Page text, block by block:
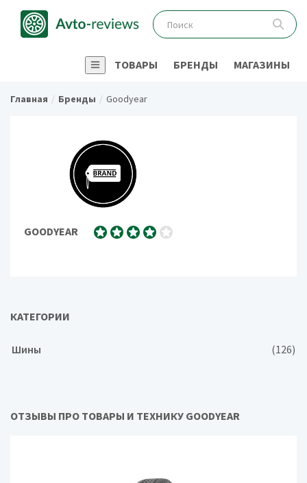
ТОВАРЫ БРЕНДЫ МАГАЗИНЫ
Главная Бренды Goodyear
GOODYEAR
КАТЕГОРИИ
Шины (126)
ОТЗЫВЫ ПРО ТОВАРЫ И ТЕХНИКУ GOODYEAR